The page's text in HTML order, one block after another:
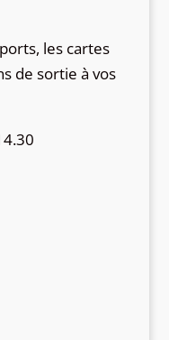
les cartes
de sortie à vos